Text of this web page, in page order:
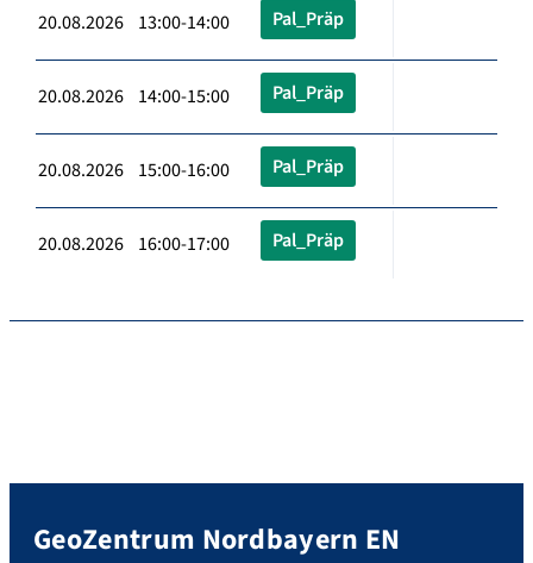
20.08.2026 13:00-14:00 Pal_Präp
20.08.2026 14:00-15:00 Pal_Präp
20.08.2026 15:00-16:00 Pal_Präp
20.08.2026 16:00-17:00 Pal_Präp
GeoZentrum Nordbayern EN